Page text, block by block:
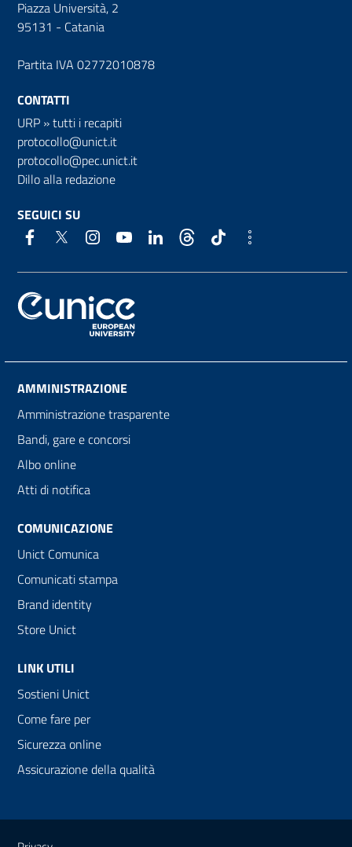
Piazza Università, 2
95131 - Catania
Partita IVA 02772010878
CONTATTI
URP »tutti i recapiti
protocollo@unict.it
protocollo@pec.unict.it
Dillo alla redazione
SEGUICI SU
AMMINISTRAZIONE
Amministrazione trasparente
Bandi, gare e concorsi
Albo online
Atti di notifica
COMUNICAZIONE
Unict Comunica
Comunicati stampa
Brand identity
Store Unict
LINK UTILI
Sostieni Unict
Come fare per
Sicurezza online
Assicurazione della qualità
Link e informazioni utili